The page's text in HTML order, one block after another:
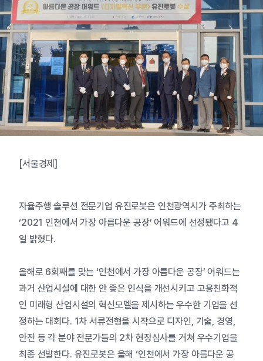
[서울경제]
자율주행 솔루션 전문기업 유진로봇은 인천광역시가 주최하는
‘2021 인천에서 가장 아름다운 공장’ 어워드에 선정됐다고 4
일 밝혔다.
올해로 6회째를 맞는 ‘인천에서 가장 아름다운 공장’ 어워드는
과거 산업시설에 대한 안 좋은 인식을 개선시키고 고용친화적
인 미래형 산업시설의 혁신모델을 제시하는 우수한 기업을 선
정하는 대회다. 1차 서류전형을 시작으로 디자인, 기술, 경영,
안전 등 각 분야 전문가들의 2차 현장심사를 거쳐 우수기업을
최종 선발한다. 유진로봇은 올해 ‘인천에서 가장 아름다운 공